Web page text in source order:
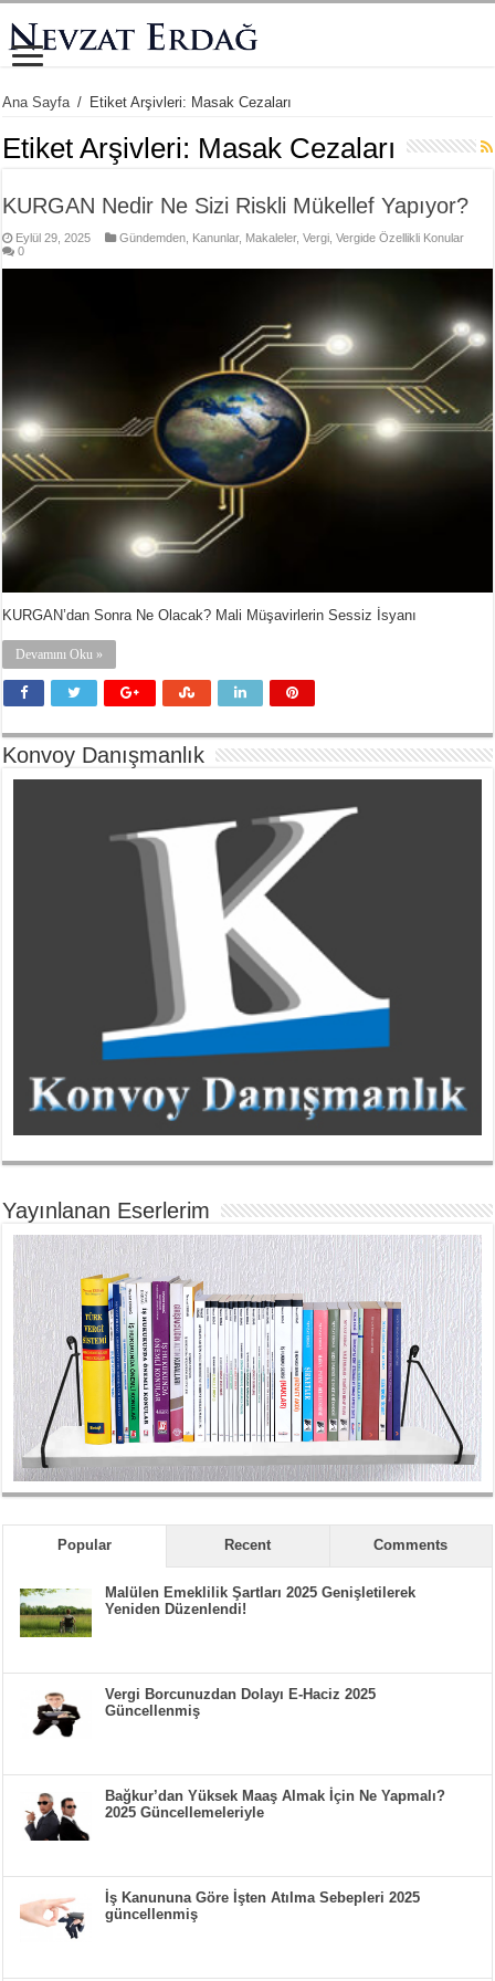
Ana Sayfa / Etiket Arşivleri: Masak Cezaları
Etiket Arşivleri: Masak Cezaları
KURGAN Nedir Ne Sizi Riskli Mükellef Yapıyor?
Eylül 29, 2025 Gündemden Kanunlar, Makaleler,Vergi ,Vergide Özellikli Konular
0
KURGAN’dan Sonra Ne Olacak? Mali Müşavirlerin Sessiz İsyanı
Devamını Oku »
Konvoy Danışmanlık
Yayınlanan Eserlerim
Popular Recent Comments
Malülen Emeklilik Şartları 2025 Genişletilerek
Yeniden Düzenlendi!
Vergi Borcunuzdan Dolayı E-Haciz 2025
Güncellenmiş
Bağkur’dan Yüksek Maaş Almak İçin Ne Yapmalı?
2025 Güncellemeleriyle
İş Kanununa Göre İşten Atılma Sebepleri 2025
güncellenmiş